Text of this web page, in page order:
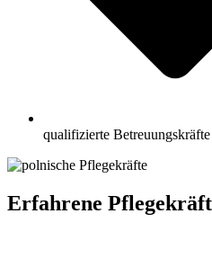
qualifizierte Betreuungskräfte
Erfahrene